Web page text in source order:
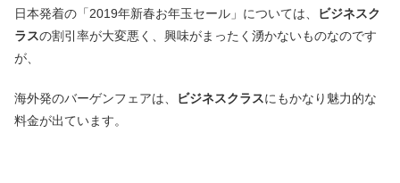
日本発着の「2019年新春お年玉セール」については、
ビジネスク
ラスの割引率が大変悪く、興味がまったく湧かないものなのです
が、
海外発のバーゲンフェアは、 ビジネスクラスにもかなり魅力的な
料金が出ています。